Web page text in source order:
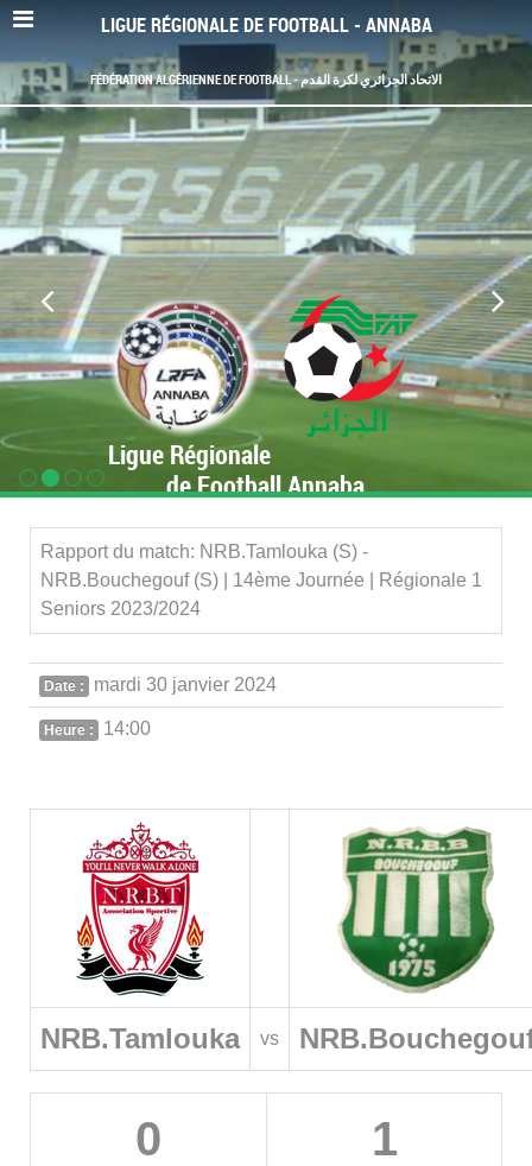
LIGUE RÉGIONALE DE FOOTBALL - ANNABA
FÉDÉRATION ALGÉRIENNE DE FOOTBALL - الاتحاد الجزائري لكرة القدم
Ligue Régionale
de Football Annaba
Rapport du match: NRB.Tamlouka (S) -
NRB.Bouchegouf (S) | 14ème Journée | Régionale 1
Seniors 2023/2024
Date : mardi 30 janvier 2024
Heure : 14:00
NRB.Tamlouka vs
0 1